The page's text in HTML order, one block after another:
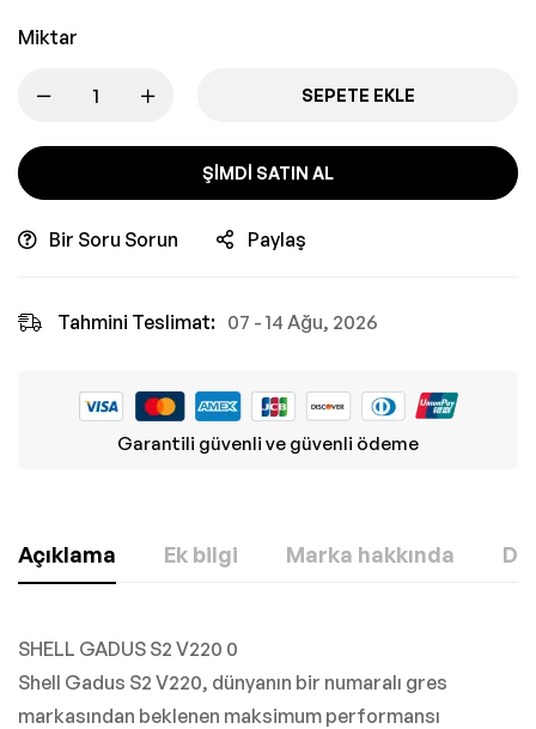
Miktar
SEPETE EKLE
ŞIMDI SATIN AL
Bir Soru Sorun Paylaş
Tahmini Teslimat: 07 - 14 Ağu, 2026
Garantili güvenli ve güvenli ödeme
Açıklama Ek bilgi Marka hakkında
SHELL GADUS S2 V220 0
Shell Gadus S2 V220, dünyanın bir numaralı gres
markasından beklenen maksimum performansı